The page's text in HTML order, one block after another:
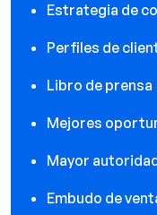
Estrategia de
Perfiles de
Libro de prensa
Mejores
Mayor
Embudo de